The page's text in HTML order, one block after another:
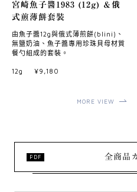
宮崎魚子醬1983 (12g) ＆俄
式煎薄餅套裝
由魚子醬12g與俄式薄煎餅(blini)、
無鹽奶油、魚子醬專用珍珠貝母材質
餐勺組成的套裝。
12g ¥9,180
MORE VIEW
全商品